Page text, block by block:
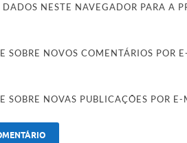
DADOS NESTE NAVEGADOR PARA A
SOBRE NOVOS COMENTÁRIOS POR
SOBRE NOVAS PUBLICAÇÕES POR E-